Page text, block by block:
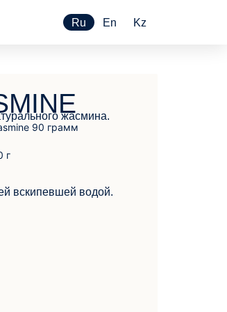
Ru En Kz
жасмина.
вскипевшей водой.